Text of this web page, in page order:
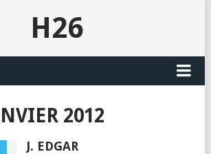
H26
2012
J. EDGAR